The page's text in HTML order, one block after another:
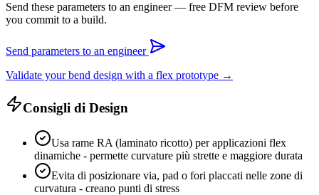
Send these parameters to an engineer — free DFM review before
you commit to a build.
Send parameters to an engineer
Validate your bend design with a flex prototype →
Consigli di Design
Usa rame RA (laminato ricotto) per applicazioni flex
dinamiche - permette curvature più strette e maggiore durata
Evita di posizionare via, pad o fori placcati nelle zone di
curvatura - creano punti di stress